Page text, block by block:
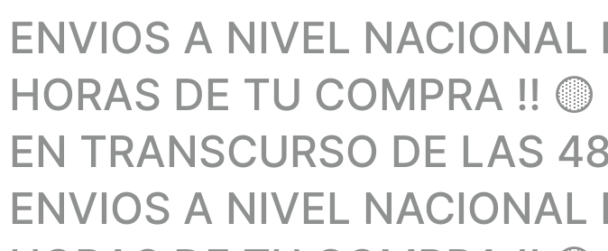
ENVIOS A NIVEL
HORAS DE TU COMPRA !!
EN TRANSCURSO DE LAS
ENVIOS A NIVEL